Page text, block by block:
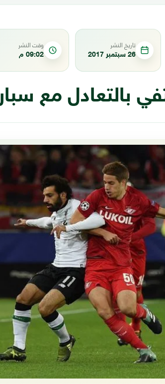
تاريخ النشر
26 سبتمبر 2017
وقت النشر
09:02 م
بالتعادل مع